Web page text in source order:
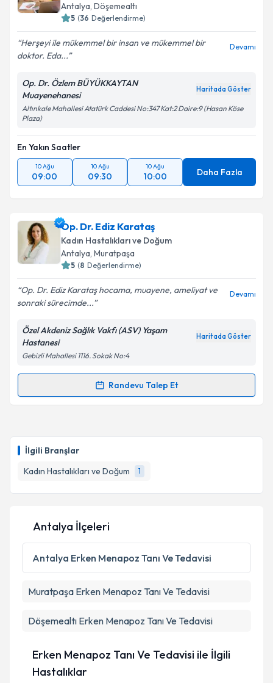
İlgili Branşlar
Kadın Hastalıkları ve Doğum
1
Antalya, Döşemealtı
5 (36 Değerlendirme)
Herşeyi ile mükemmel bir insan ve mükemmel bir
doktor. Eda...
Devamı
Op. Dr. Özlem BÜYÜKKAYTAN
Muayenehanesi
Haritada Göster
Altınkale Mahallesi Atatürk Caddesi No:347 Kat:2 Daire:9 (Hasan Köse
Plaza)
En Yakın Saatler
10 Ağu
09:00
10 Ağu
09:30
10 Ağu
10:00 Daha Fazla
Op. Dr. Ediz Karataş
Kadın Hastalıkları ve Doğum
Antalya, Muratpaşa
5 (8 Değerlendirme)
Op. Dr. Ediz Karataş hocama, muayene, ameliyat ve
sonraki sürecimde...
Devamı
Özel Akdeniz Sağlık Vakfı (ASV) Yaşam
Hastanesi
Haritada Göster
Gebizli Mahallesi 1116. Sokak No:4
Randevu Talep Et
Randevu Takvimi Talebi
takvim hazırlandığında e-posta ile bilgilendireceğiz.
Kişisel verilerimin işlenmesine ilişkinAydınlatma
Metni 'ni okudum ve kişisel verilerimin belirtilen
kapsamda işlenmesini kabul ediyorum.
Antalya İlçeleri
Antalya Erken Menapoz Tanı Ve Tedavisi
Muratpaşa Erken Menapoz Tanı Ve Tedavisi
Döşemealtı Erken Menapoz Tanı Ve Tedavisi
Erken Menapoz Tanı Ve Tedavisi ile İlgili
Hastalıklar